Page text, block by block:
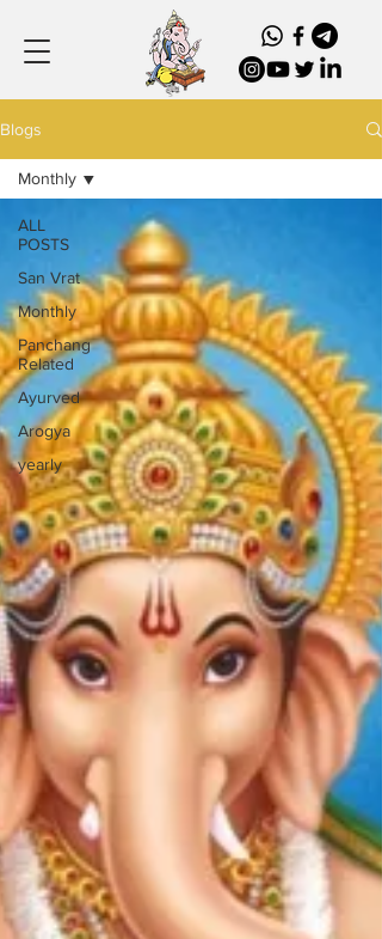
Blogs
ALL
POSTS
San Vrat
Monthly
Panchang
Related
Ayurved
Arogya
yearly
Monthly